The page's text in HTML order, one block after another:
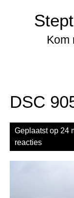
Kom
DSC
Geplaatst op 24
reacties